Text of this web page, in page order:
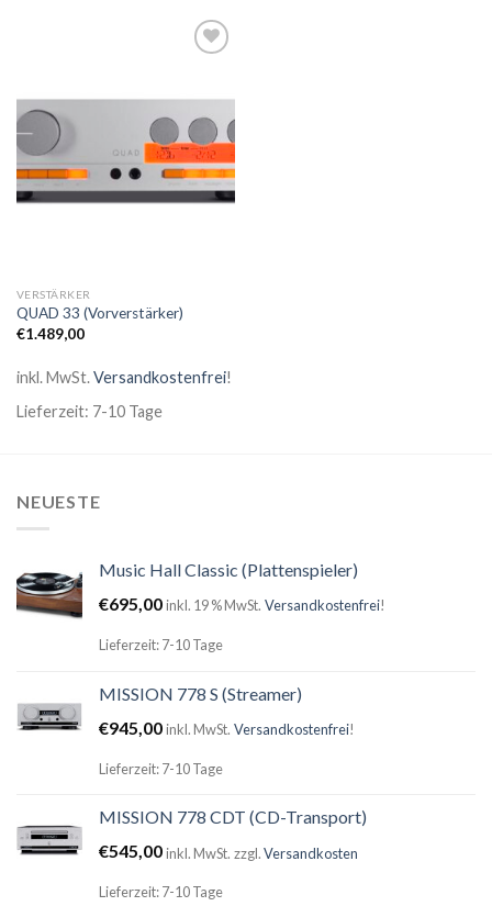
VERSTÄRKER
QUAD 33 (Vorverstärker)
€1.489,00
inkl. MwSt.Versandkostenfrei!
Lieferzeit: 7-10 Tage
NEUESTE
Music Hall Classic (Plattenspieler)
€695,00inkl. 19 % MwSt. Versandkostenfrei!
Lieferzeit: 7-10 Tage
MISSION 778 S (Streamer)
€945,00inkl. MwSt. Versandkostenfrei!
Lieferzeit: 7-10 Tage
MISSION 778 CDT (CD-Transport)
€545,00inkl. MwSt. zzgl.Versandkosten
Lieferzeit: 7-10 Tage